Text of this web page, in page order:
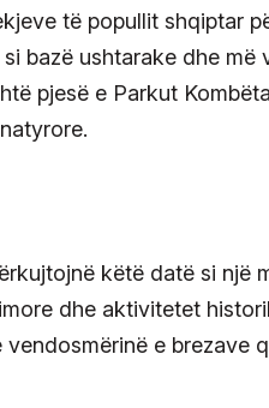
të popullit shqiptar
bazë ushtarake dhe më
pjesë e Parkut
këtë datë si një
dhe aktivitetet
e brezave